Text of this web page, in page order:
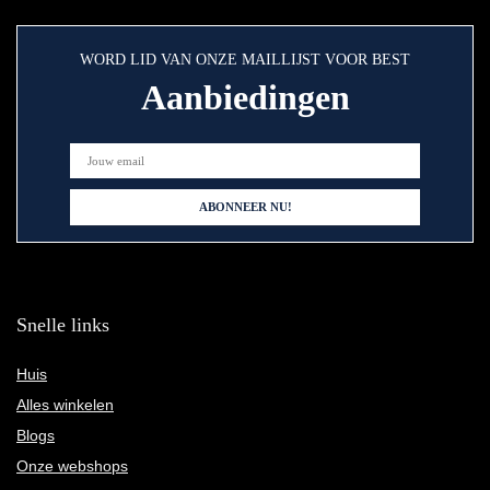
WORD LID VAN ONZE MAILLIJST VOOR BEST
Aanbiedingen
Snelle links
Huis
Alles winkelen
Blogs
Onze webshops